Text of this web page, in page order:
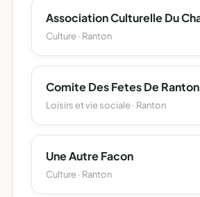
Culture · Ranton
Comite Des Fetes De Ranton
Loisirs et vie sociale · Ranton
Une Autre Facon
Culture · Ranton